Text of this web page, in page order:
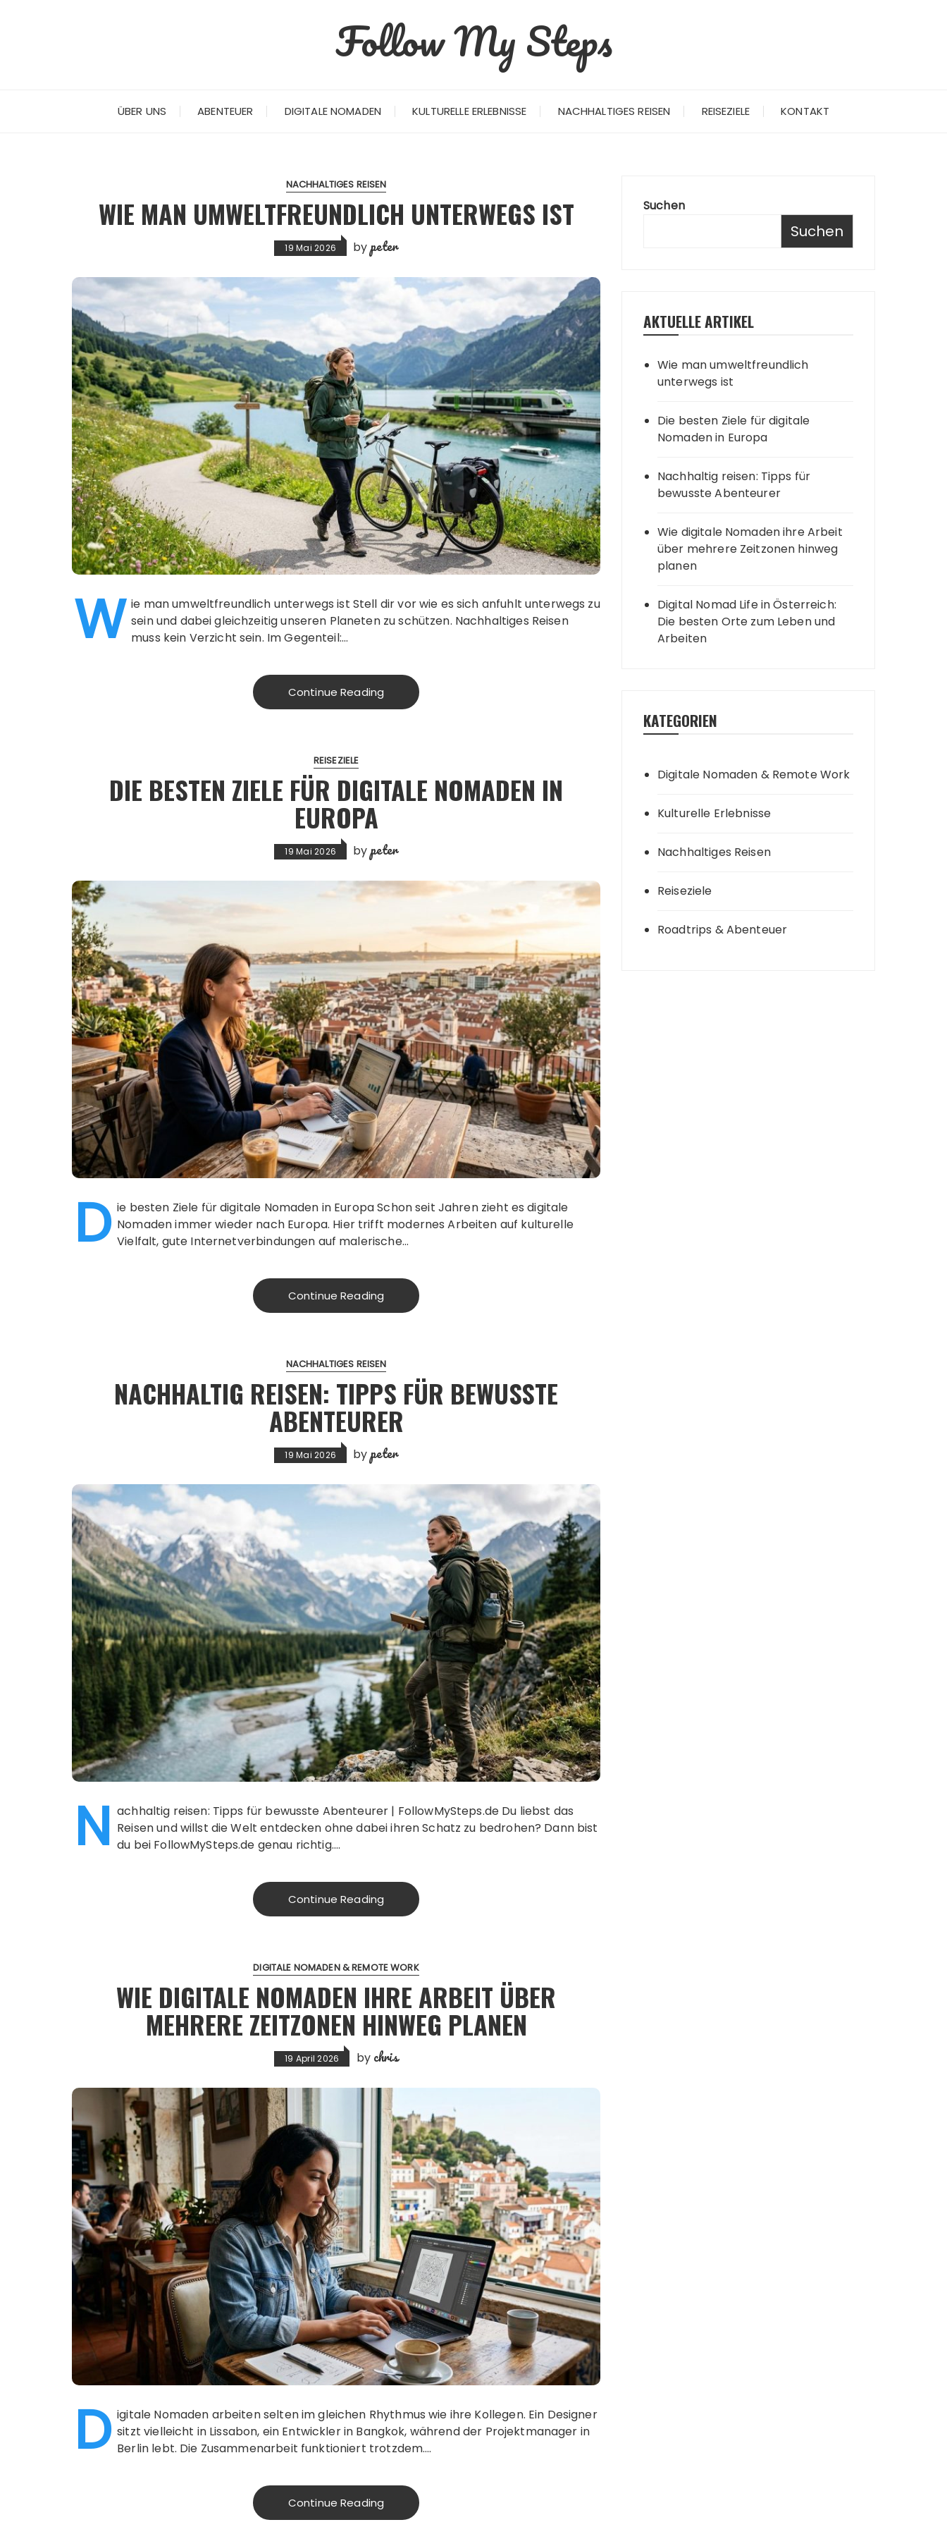
Follow My Steps
ÜBER UNS ABENTEUER DIGITALE NOMADEN KULTURELLE ERLEBNISSE NACHHALTIGES REISEN REISEZIELE KONTAKT
NACHHALTIGES REISEN
WIE MAN UMWELTFREUNDLICH UNTERWEGS IST
19 Mai 2026 bypeter
W ie man umweltfreundlich unterwegs ist Stell dir vor wie es sich anfuhlt unterwegs zu
sein und dabei gleichzeitig unseren Planeten zu schützen. Nachhaltiges Reisen
muss kein Verzicht sein. Im Gegenteil:…
Continue Reading
REISEZIELE
DIE BESTEN ZIELE FÜR DIGITALE NOMADEN IN
EUROPA
19 Mai 2026 bypeter
D ie besten Ziele für digitale Nomaden in Europa Schon seit Jahren zieht es digitale
Nomaden immer wieder nach Europa. Hier trifft modernes Arbeiten auf kulturelle
Vielfalt, gute Internetverbindungen auf malerische…
Continue Reading
NACHHALTIGES REISEN
NACHHALTIG REISEN: TIPPS FÜR BEWUSSTE
ABENTEURER
19 Mai 2026 bypeter
N achhaltig reisen: Tipps für bewusste Abenteurer | FollowMySteps.de Du liebst das
Reisen und willst die Welt entdecken ohne dabei ihren Schatz zu bedrohen? Dann bist
du bei FollowMySteps.de genau richtig….
Continue Reading
DIGITALE NOMADEN & REMOTE WORK
WIE DIGITALE NOMADEN IHRE ARBEIT ÜBER
MEHRERE ZEITZONEN HINWEG PLANEN
19 April 2026 by chris
D igitale Nomaden arbeiten selten im gleichen Rhythmus wie ihre Kollegen. Ein Designer
sitzt vielleicht in Lissabon, ein Entwickler in Bangkok, während der Projektmanager in
Berlin lebt. Die Zusammenarbeit funktioniert trotzdem….
Continue Reading
Suchen
Suchen
AKTUELLE ARTIKEL
Wie man umweltfreundlich
unterwegs ist
Die besten Ziele für digitale
Nomaden in Europa
Nachhaltig reisen: Tipps für
bewusste Abenteurer
Wie digitale Nomaden ihre Arbeit
über mehrere Zeitzonen hinweg
planen
Digital Nomad Life in Österreich:
Die besten Orte zum Leben und
Arbeiten
KATEGORIEN
Digitale Nomaden & Remote Work
Kulturelle Erlebnisse
Nachhaltiges Reisen
Reiseziele
Roadtrips & Abenteuer